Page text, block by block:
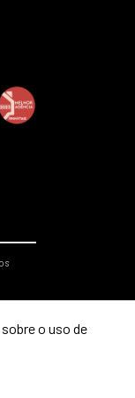
o uso de